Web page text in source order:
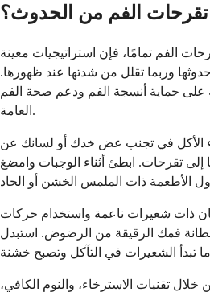
الفم من الحدوث؟
الفم تمامًا، فإن استراتيجيات معينة
وربما تقلل من شدتها عند ظهورها.
على حماية أنسجة الفم ودعم صحة الفم
العامة.
الأكل في تجنب عض خدك أو لسانك عن
إلى تقرحات. ابطئ أثناء الوجبات وامضغ
ذات شعيرات ناعمة واستخدام حركات
فمك الرقيقة من الرضوض. استبدل
خلال تقنيات الاسترخاء، والنوم الكافي،